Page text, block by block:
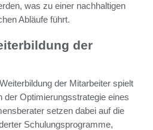
was zu einer nachhaltigen
Abläufe führt.
der
der Mitarbeiter spielt
der Optimierungsstrategie eines
setzen dabei auf die
Schulungsprogramme,